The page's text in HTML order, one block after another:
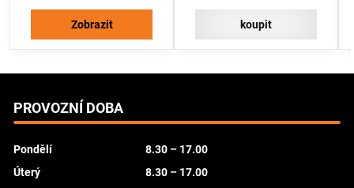
Zobrazit koupit
PROVOZNÍ DOBA
Pondělí
8.30 – 17.00
Úterý
8.30 – 17.00